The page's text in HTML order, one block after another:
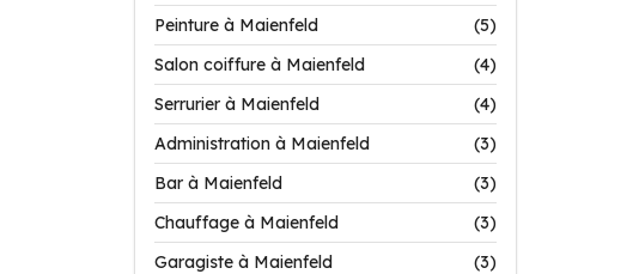
Peinture à Maienfeld
(5)
Salon coiffure à Maienfeld
(4)
Serrurier à Maienfeld
(4)
Administration à Maienfeld
(3)
Bar à Maienfeld
(3)
Chauffage à Maienfeld
(3)
Garagiste à Maienfeld
(3)